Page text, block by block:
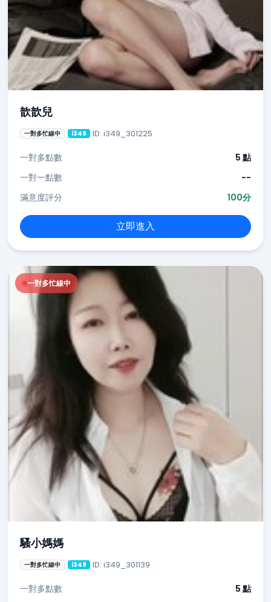
歆歆兒
一對多忙線中 i349 ID: i349_301225
一對多點數
5 點
一對一點數
--
滿意度評分
100分
立即進入
一對多忙線中
騷小媽媽
一對多忙線中 i349 ID: i349_301139
一對多點數 5 點